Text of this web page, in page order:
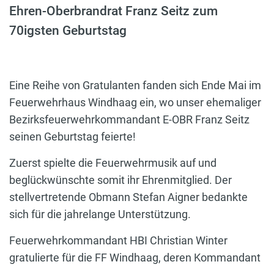
Ehren-Oberbrandrat Franz Seitz zum
70igsten Geburtstag
Eine Reihe von Gratulanten fanden sich Ende Mai im
Feuerwehrhaus Windhaag ein, wo unser ehemaliger
Bezirksfeuerwehrkommandant E-OBR Franz Seitz
seinen Geburtstag feierte!
Zuerst spielte die Feuerwehrmusik auf und
beglückwünschte somit ihr Ehrenmitglied. Der
stellvertretende Obmann Stefan Aigner bedankte
sich für die jahrelange Unterstützung.
Feuerwehrkommandant HBI Christian Winter
gratulierte für die FF Windhaag, deren Kommandant